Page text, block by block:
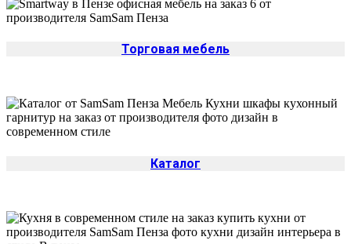
Торговая мебель
Каталог